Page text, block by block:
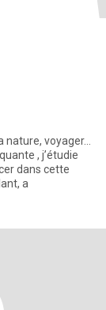
nature, voyager…
, j’étudie
dans cette
a